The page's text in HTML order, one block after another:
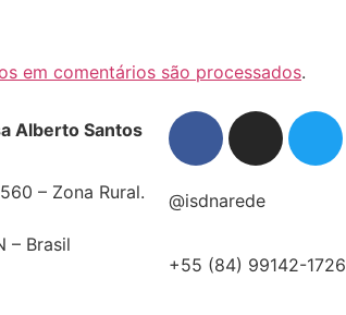
em comentários são processados.
Alberto Santos
– Zona Rural.
– Brasil
@isdnarede
+55 (84) 99142-1726